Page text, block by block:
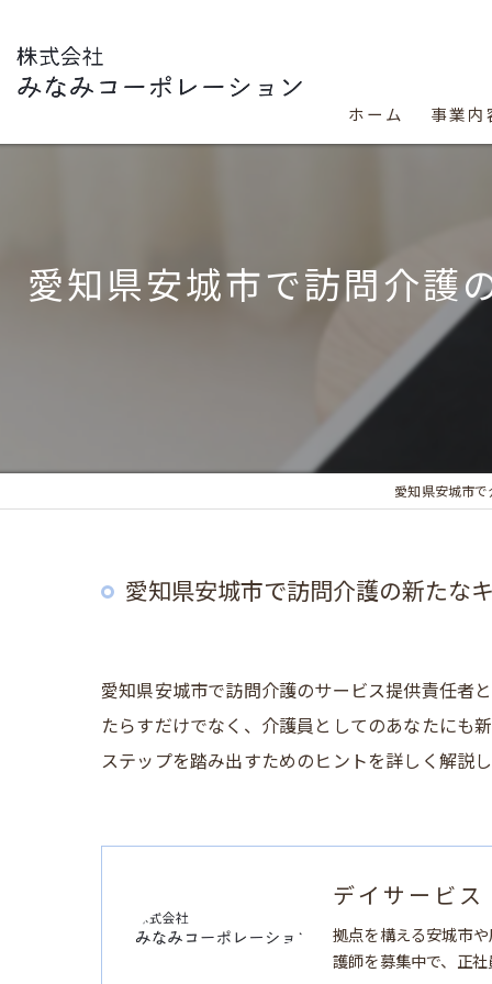
ホーム 事業内
愛知県安城市で訪問介護
愛知県安城市
愛知県安城市で訪問介護の新たな
愛知県安城市で訪問介護のサービス提供責任者
たらすだけでなく、介護員としてのあなたにも
ステップを踏み出すためのヒントを詳しく解説
デイサービ
拠点を構える安城市
護師を募集中で、正